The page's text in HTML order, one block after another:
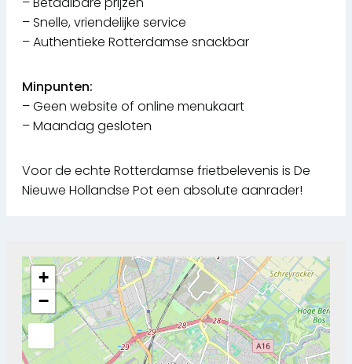
– Snelle, vriendelijke service
– Authentieke Rotterdamse snackbar
Minpunten:
– Geen website of online menukaart
– Maandag gesloten
Voor de echte Rotterdamse frietbelevenis is De
Nieuwe Hollandse Pot een absolute aanrader!
+
−